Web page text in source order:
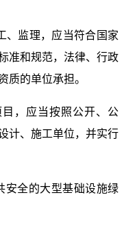
、监理，应当符合国家
准和规范，法律、行政
质的单位承担。
，应当按照公开、公
计、施工单位，并实行
安全的大型基础设施绿